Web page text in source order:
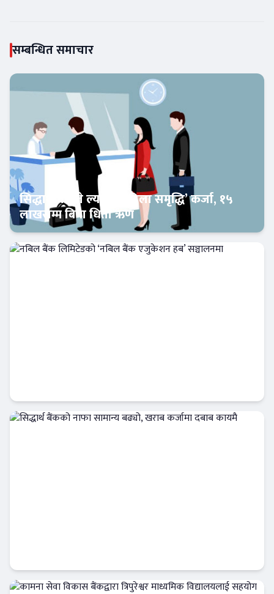
सम्बन्धित समाचार
Banner News
सिद्धार्थ बैंकले ल्यायो ‘महिला समृद्धि’ कर्जा, १५
लाखसम्म बिना धितो ऋण
बैंक-वित्त
बैंक-वित्त